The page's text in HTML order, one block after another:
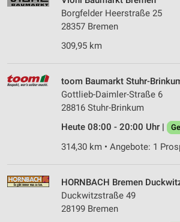
Borgfelder Heerstraße 25
28357 Bremen
309,95 km
toom Baumarkt Stuhr-
Gottlieb-Daimler-Straße 6
28816 Stuhr-Brinkum
Heute 08:00 - 20:00 Uhr |
314,30 km • Angebote: 1
HORNBACH Bremen
Duckwitzstraße 49
28199 Bremen